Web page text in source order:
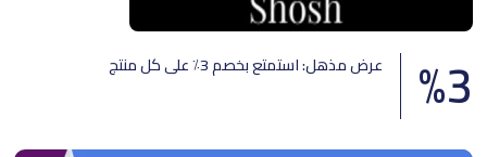
3
% عرض مذهل: استمتع بخصم 3٪ على كل منتج